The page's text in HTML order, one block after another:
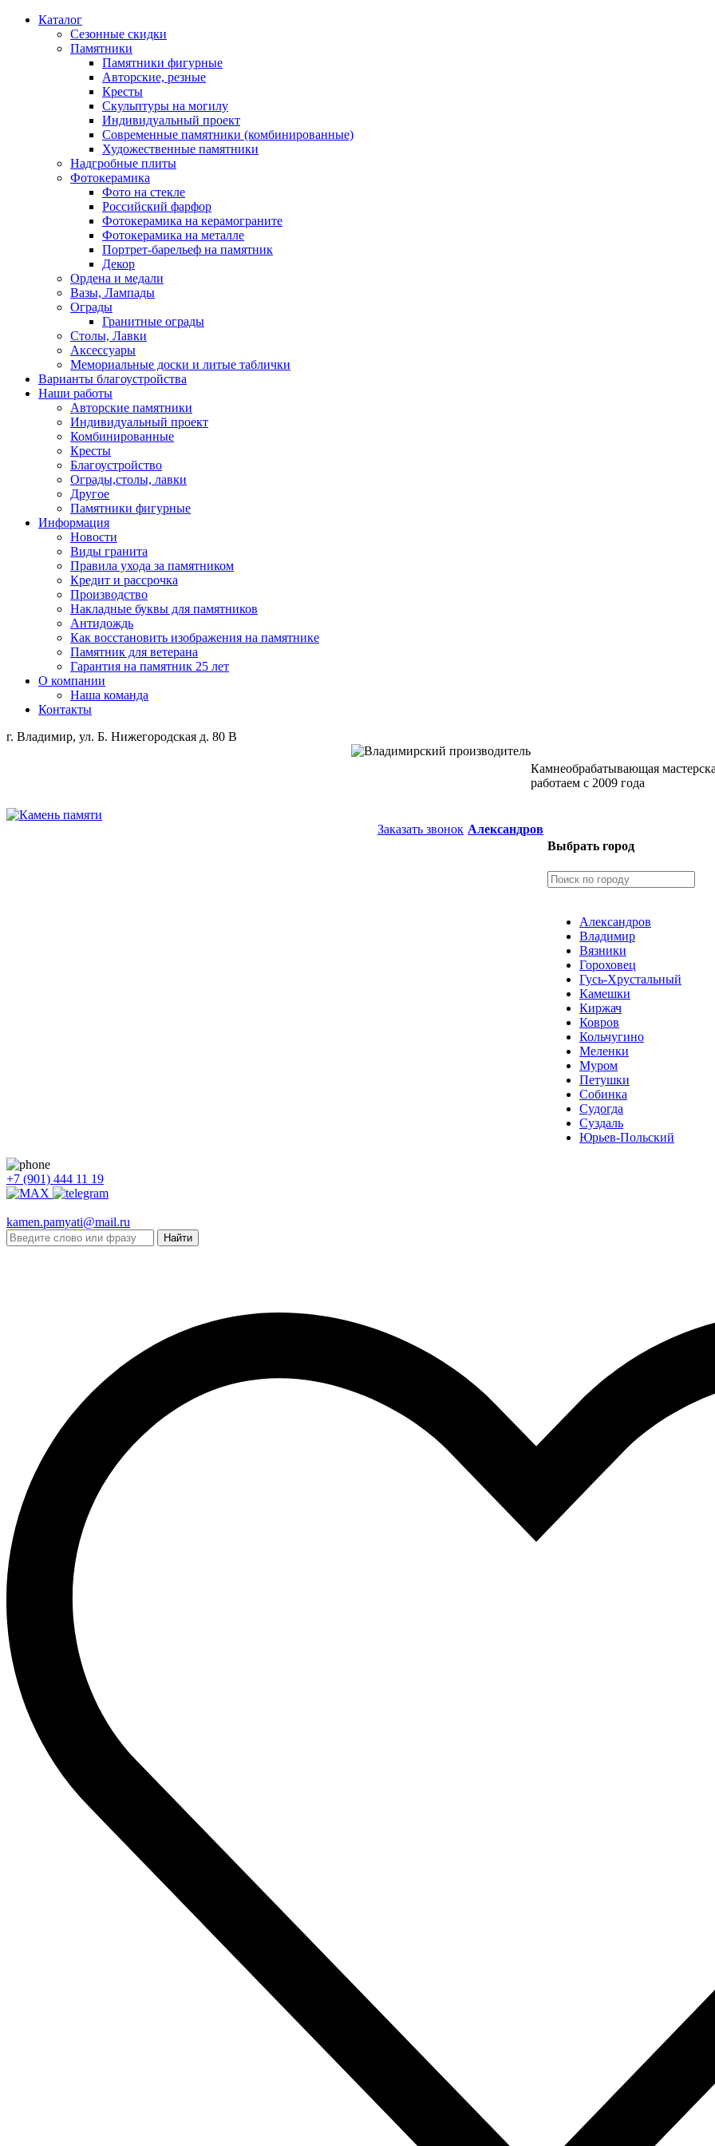
Каталог
Сезонные скидки
Памятники
Памятники фигурные
Авторские, резные
Кресты
Скульптуры на могилу
Индивидуальный проект
Современные памятники (комбинированные)
Художественные памятники
Надгробные плиты
Фотокерамика
Фото на стекле
Российский фарфор
Фотокерамика на керамограните
Фотокерамика на металле
Портрет-барельеф на памятник
Декор
Ордена и медали
Вазы, Лампады
Ограды
Гранитные ограды
Столы, Лавки
Аксессуары
Мемориальные доски и литые таблички
Варианты благоустройства
Наши работы
Авторские памятники
Индивидуальный проект
Комбинированные
Кресты
Благоустройство
Ограды,столы, лавки
Другое
Памятники фигурные
Информация
Новости
Виды гранита
Правила ухода за памятником
Кредит и рассрочка
Производство
Накладные буквы для памятников
Антидождь
Как восстановить изображения на памятнике
Памятник для ветерана
Гарантия на памятник 25 лет
О компании
Наша команда
Контакты
г. Владимир, ул. Б. Нижегородская д. 80 В
Камнеобрабатывающая
работаем с 2009 года
Заказать звонок Александров
Выбрать город
Александров
Владимир
Вязники
Гороховец
Гусь-Хрустальный
Камешки
Киржач
Ковров
Кольчугино
Меленки
Муром
Петушки
Собинка
Судогда
Суздаль
Юрьев-Польский
+7 (901) 444 11 19
kamen.pamyati@mail.ru